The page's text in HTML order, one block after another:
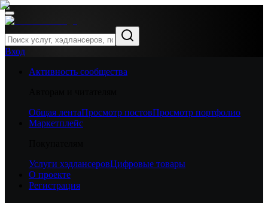
Вход
Активность сообщества
Общая лентаПросмотр постовПросмотр портфолио
Маркетплейс
Услуги хэдлансеровЦифровые товары
О проекте
Регистрация